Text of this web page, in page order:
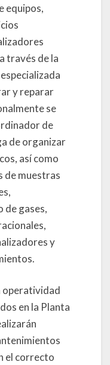
equipos,
través de la
y reparar
se
de
de organizar
así como
de muestras
de gases,
y
operatividad
en la Planta
el correcto